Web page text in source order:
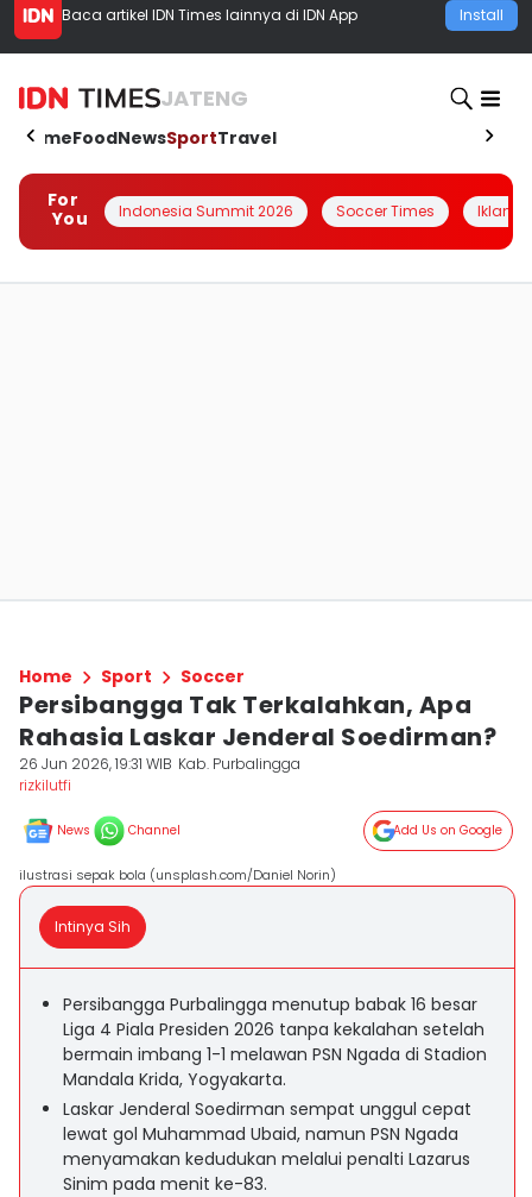
Baca artikel IDN Times lainnya di IDN App Install
JATENG
HomeFoodNewsSportTravel
For
You
Indonesia Summit 2026 Soccer Times Iklanin
Home Sport Soccer
Persibangga Tak Terkalahkan, Apa
Rahasia Laskar Jenderal Soedirman?
26 Jun 2026, 19:31 WIB Kab. Purbalingga
rizkilutfi
News Channel Add Us on Google
ilustrasi sepak bola (unsplash.com/Daniel Norin)
Intinya Sih
Persibangga Purbalingga menutup babak 16 besar
Liga 4 Piala Presiden 2026 tanpa kekalahan setelah
bermain imbang 1-1 melawan PSN Ngada di Stadion
Mandala Krida, Yogyakarta.
Laskar Jenderal Soedirman sempat unggul cepat
lewat gol Muhammad Ubaid, namun PSN Ngada
menyamakan kedudukan melalui penalti Lazarus
Sinim pada menit ke-83.